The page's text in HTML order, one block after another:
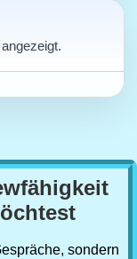
sondern